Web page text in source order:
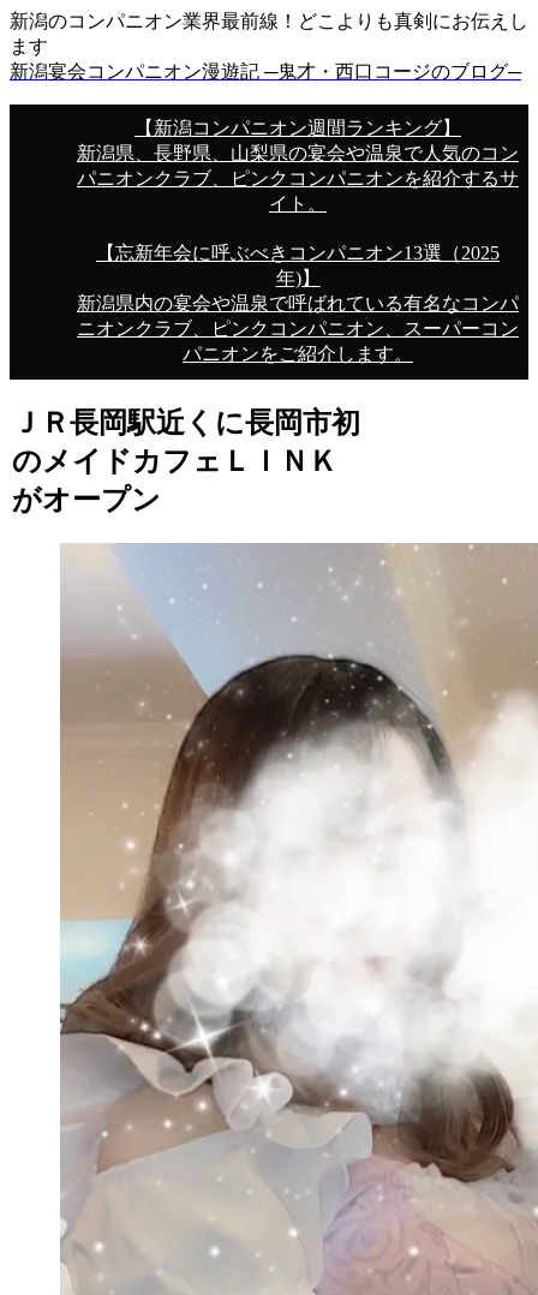
新潟のコンパニオン業界最前線！どこよりも真剣にお伝えし
ます
新潟宴会コンパニオン漫遊記 ─鬼才・西口コージのブログ─
【新潟コンパニオン週間ランキング】
新潟県、長野県、山梨県の宴会や温泉で人気のコン
パニオンクラブ、ピンクコンパニオンを紹介するサ
イト。
【忘新年会に呼ぶべきコンパニオン13選（2025
年)】
新潟県内の宴会や温泉で呼ばれている有名なコンパ
ニオンクラブ、ピンクコンパニオン、スーパーコン
パニオンをご紹介します。
ＪＲ長岡駅近くに長岡市初
のメイドカフェＬＩＮＫ
がオープン